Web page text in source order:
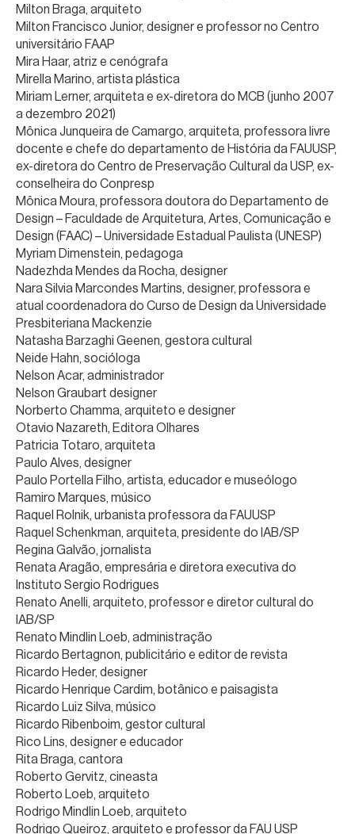
Milton Braga, arquiteto
Milton Francisco Junior, designer e professor no Centro
universitário FAAP
Mira Haar, atriz e cenógrafa
Mirella Marino, artista plástica
Miriam Lerner, arquiteta e ex-diretora do MCB (junho 2007
a dezembro 2021)
Mônica Junqueira de Camargo, arquiteta, professora livre
docente e chefe do departamento de História da FAUUSP,
ex-diretora do Centro de Preservação Cultural da USP, ex-
conselheira do Conpresp
Mônica Moura, professora doutora do Departamento de
Design – Faculdade de Arquitetura, Artes, Comunicação e
Design (FAAC) – Universidade Estadual Paulista (UNESP)
Myriam Dimenstein, pedagoga
Nadezhda Mendes da Rocha, designer
Nara Silvia Marcondes Martins, designer, professora e
atual coordenadora do Curso de Design da Universidade
Presbiteriana Mackenzie
Natasha Barzaghi Geenen, gestora cultural
Neide Hahn, socióloga
Nelson Acar, administrador
Nelson Graubart designer
Norberto Chamma, arquiteto e designer
Otavio Nazareth, Editora Olhares
Patricia Totaro, arquiteta
Paulo Alves, designer
Paulo Portella Filho, artista, educador e museólogo
Ramiro Marques, músico
Raquel Rolnik, urbanista professora da FAUUSP
Raquel Schenkman, arquiteta, presidente do IAB/SP
Regina Galvão, jornalista
Renata Aragão, empresária e diretora executiva do
Instituto Sergio Rodrigues
Renato Anelli, arquiteto, professor e diretor cultural do
IAB/SP
Renato Mindlin Loeb, administração
Ricardo Bertagnon, publicitário e editor de revista
Ricardo Heder, designer
Ricardo Henrique Cardim, botânico e paisagista
Ricardo Luiz Silva, músico
Ricardo Ribenboim, gestor cultural
Rico Lins, designer e educador
Rita Braga, cantora
Roberto Gervitz, cineasta
Roberto Loeb, arquiteto
Rodrigo Mindlin Loeb, arquiteto
Rodrigo Queiroz, arquiteto e professor da FAU USP